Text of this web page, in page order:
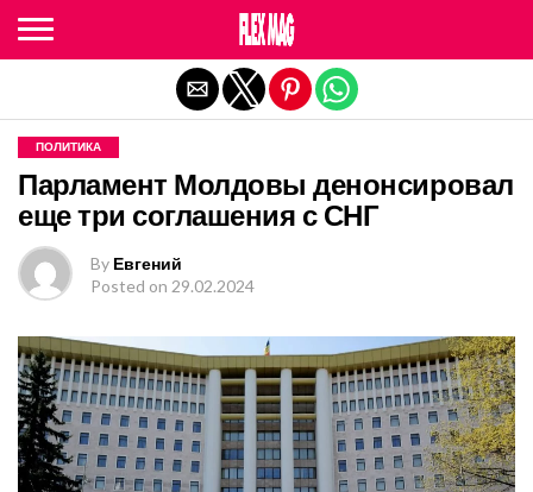
ПОЛИТИКА
Парламент Молдовы денонсировал
еще три соглашения с СНГ
By Евгений
Posted on 29.02.2024
Exit mobile version